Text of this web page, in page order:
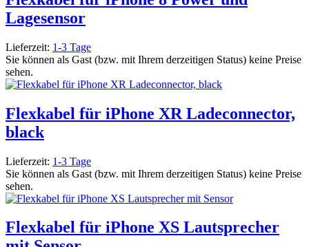
Lagesensor
Lieferzeit: 1-3 Tage
Sie können als Gast (bzw. mit Ihrem derzeitigen Status) keine Preise
sehen.
Flexkabel für iPhone XR Ladeconnector,
black
Lieferzeit: 1-3 Tage
Sie können als Gast (bzw. mit Ihrem derzeitigen Status) keine Preise
sehen.
Flexkabel für iPhone XS Lautsprecher